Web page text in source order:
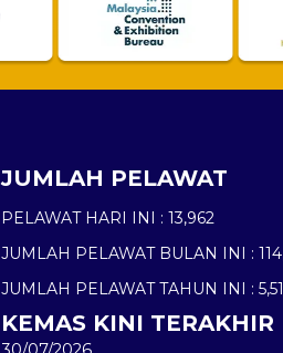
JUMLAH PELAWAT
PELAWAT HARI INI : 13,962
JUMLAH PELAWAT BULAN INI :
JUMLAH PELAWAT TAHUN INI :
KEMAS KINI TERAKHIR